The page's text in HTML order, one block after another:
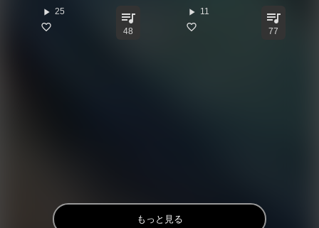
play_arrow 25 queue_music
48
play_arrow 11 queue_music
77
もっと見る